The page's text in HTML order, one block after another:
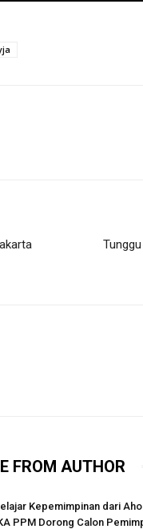
FROM AUTHOR
Kepemimpinan dari
PPM Dorong Calon